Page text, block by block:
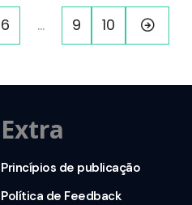
6 … 9 10
Extra
Princípios de publicação
Política de Feedback